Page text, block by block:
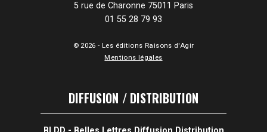
5 rue de Charonne 75011 Paris
01 55 28 79 93
© 2026 - Les éditions Raisons d'Agir
Mentions légales
DIFFUSION / DISTRIBUTION